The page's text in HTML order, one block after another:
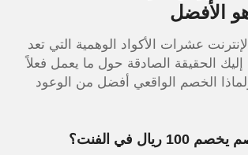
عشرات الأكواد الوهمية التي تعد
الحقيقة الصادقة حول ما يعمل فعلاً
الخصم الواقعي أفضل من الوعود
في الفنت؟